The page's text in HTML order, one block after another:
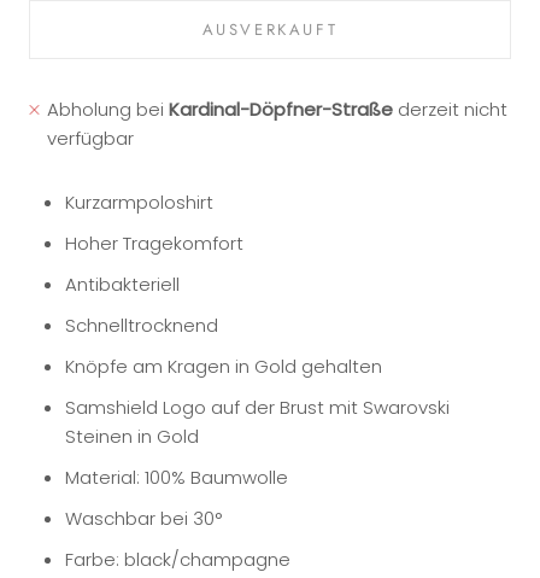
AUSVERKAUFT
Abholung beiKardinal-Döpfner-Straße derzeit nicht
verfügbar
Kurzarmpoloshirt
Hoher Tragekomfort
Antibakteriell
Schnelltrocknend
Knöpfe am Kragen in Gold gehalten
Samshield Logo auf der Brust mit Swarovski
Steinen in Gold
Material: 100% Baumwolle
Waschbar bei 30°
Farbe: black/champagne